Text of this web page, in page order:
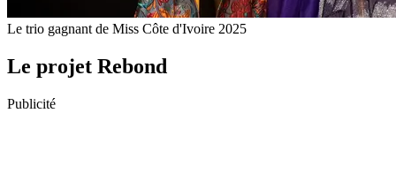
Le trio gagnant de Miss Côte d'Ivoire 2025
Le projet Rebond
Publicité